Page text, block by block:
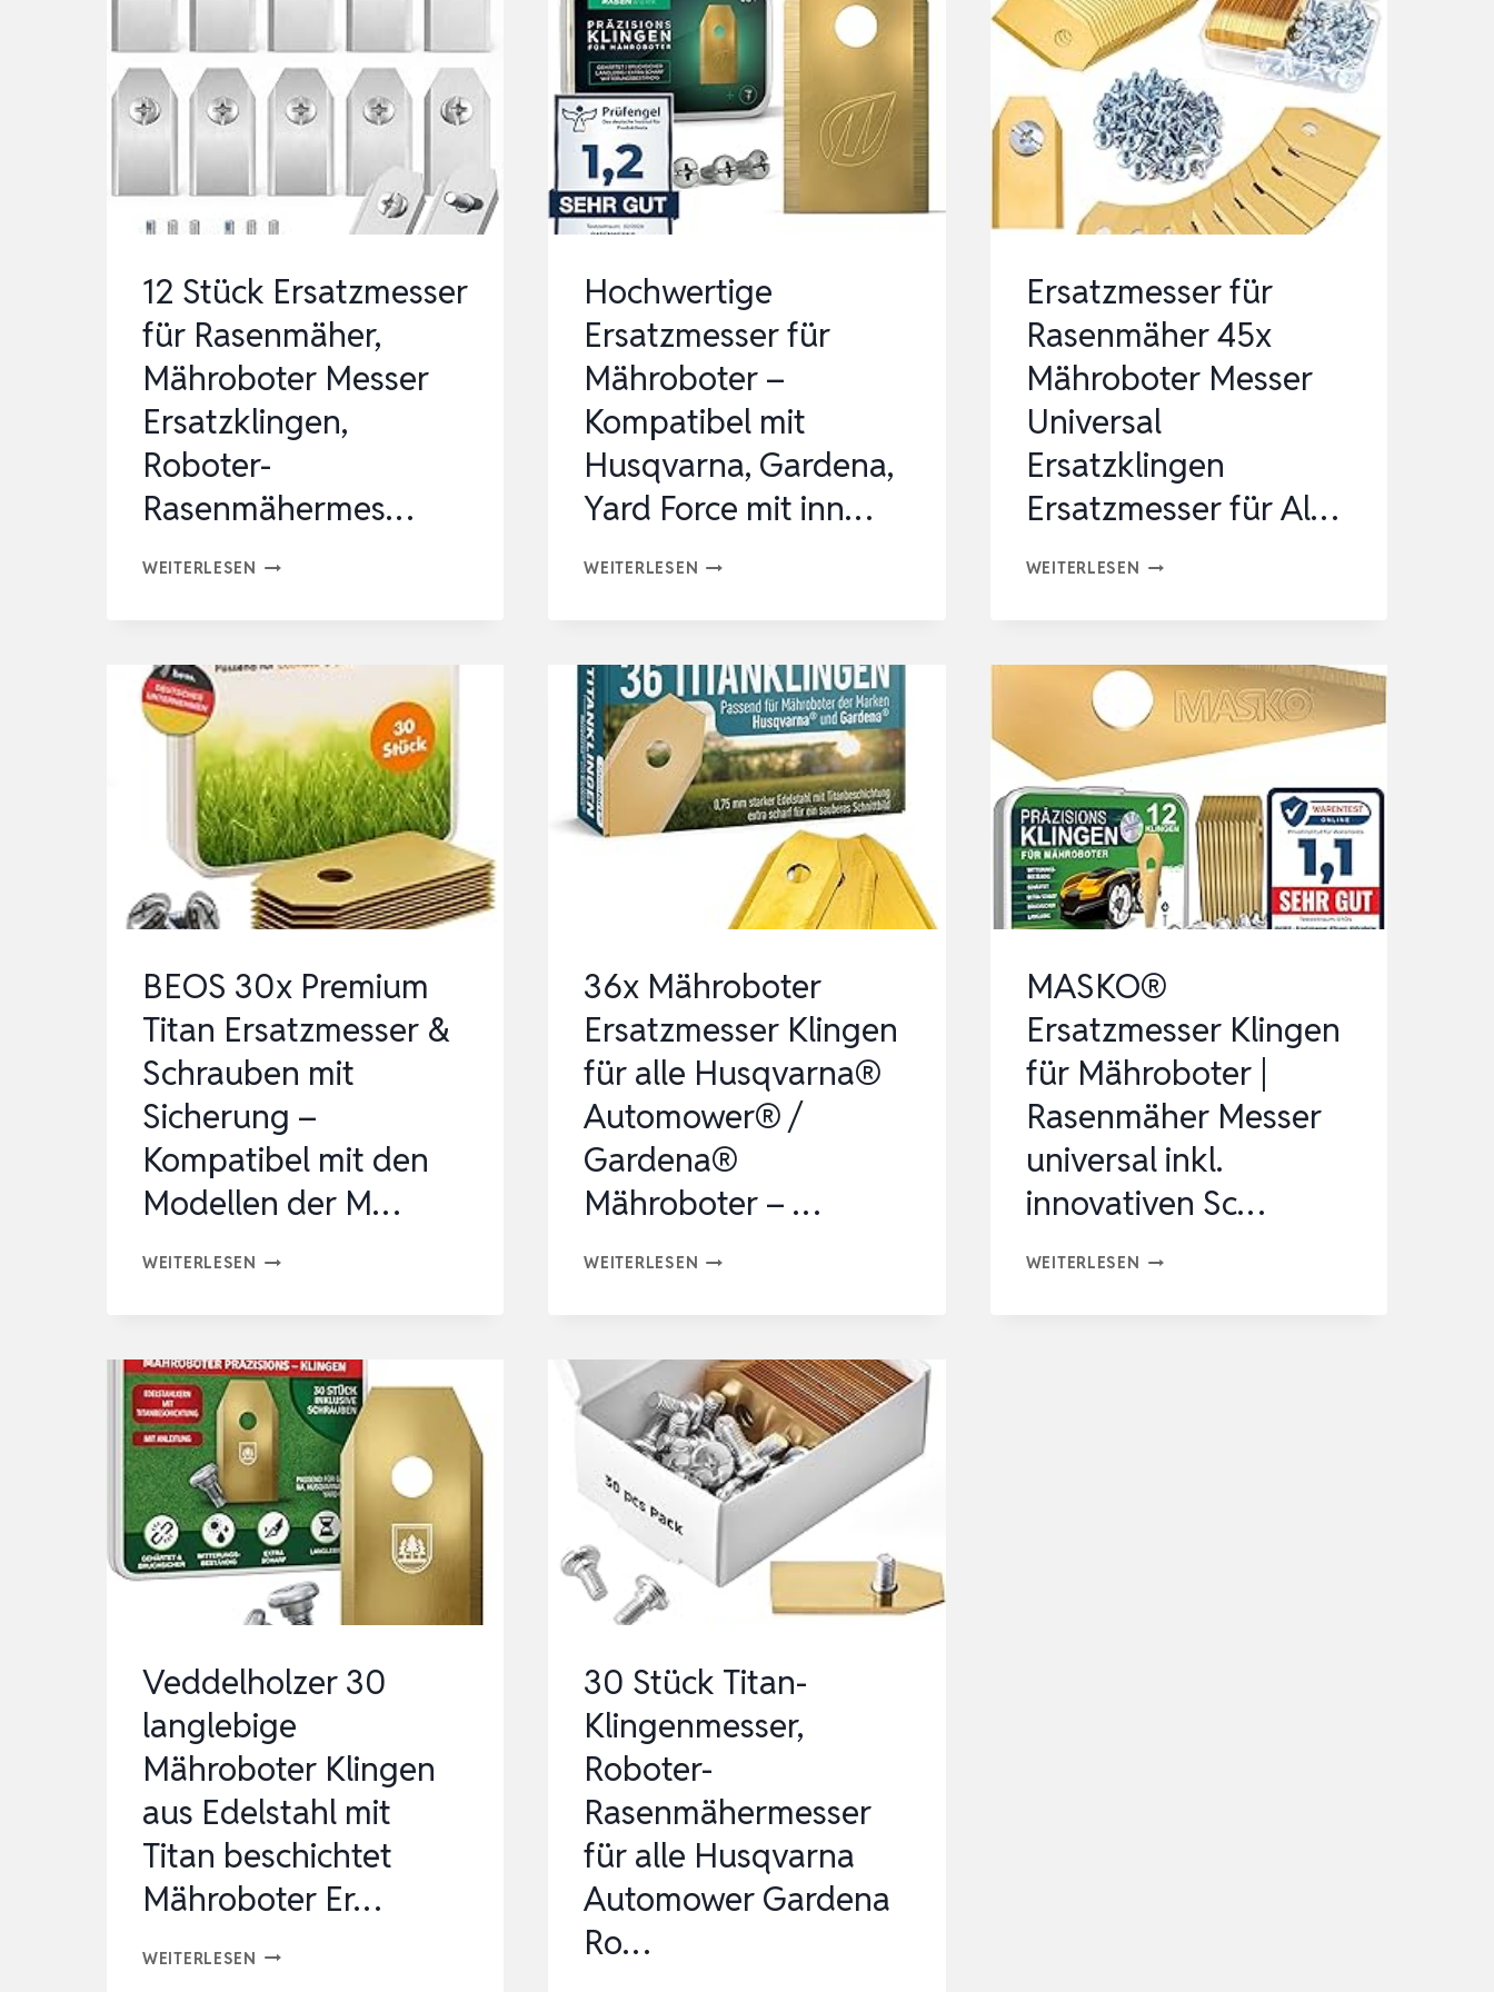
12 Stück Ersatzmesser
für Rasenmäher,
Mähroboter Messer
Ersatzklingen,
Roboter-
Rasenmähermes…
WEITERLESEN 12
FÜR
MÄHROBOTER
MESSER
ERSATZKLINGEN,
ROBOTER-
RASENMÄHERMES…
Hochwertige
Ersatzmesser für
Mähroboter –
Kompatibel mit
Husqvarna, Gardena,
Yard Force mit inn…
WEITERLESEN HOCHWERTIGE
MÄHROBOTER
–
KOMPATIBEL
MIT
HUSQVARNA,
GARDENA,
FORCE
MIT
Ersatzmesser für
Rasenmäher 45x
Mähroboter Messer
Universal
Ersatzklingen
Ersatzmesser für Al…
WEITERLESEN ERSATZMESSER
45X
MÄHROBOTER
MESSER
UNIVERSAL
ERSATZKLINGEN
ERSATZMESSER
FÜR
AL…
BEOS 30x Premium
Titan Ersatzmesser &
Schrauben mit
Sicherung –
Kompatibel mit den
Modellen der M…
WEITERLESEN BEOS
TITAN
ERSATZMESSER
&
SCHRAUBEN
MIT
SICHERUNG
–
KOMPATIBEL
MIT
MODELLEN
DER
M…
36x Mähroboter
Ersatzmesser Klingen
für alle Husqvarna®
Automower® /
Gardena®
Mähroboter – …
WEITERLESEN 36X
KLINGEN
FÜR
ALLE
HUSQVARNA®
AUTOMOWER®
GARDENA®
MÄHROBOTER
MASKO®
Ersatzmesser Klingen
für Mähroboter |
Rasenmäher Messer
universal inkl.
innovativen Sc…
WEITERLESEN MASKO®
Veddelholzer 30
langlebige
Mähroboter Klingen
aus Edelstahl mit
Titan beschichtet
Mähroboter Er…
WEITERLESEN VEDDELHOLZER
30 Stück Titan-
Klingenmesser,
Roboter-
Rasenmähermesser
für alle Husqvarna
Automower Gardena
Ro…